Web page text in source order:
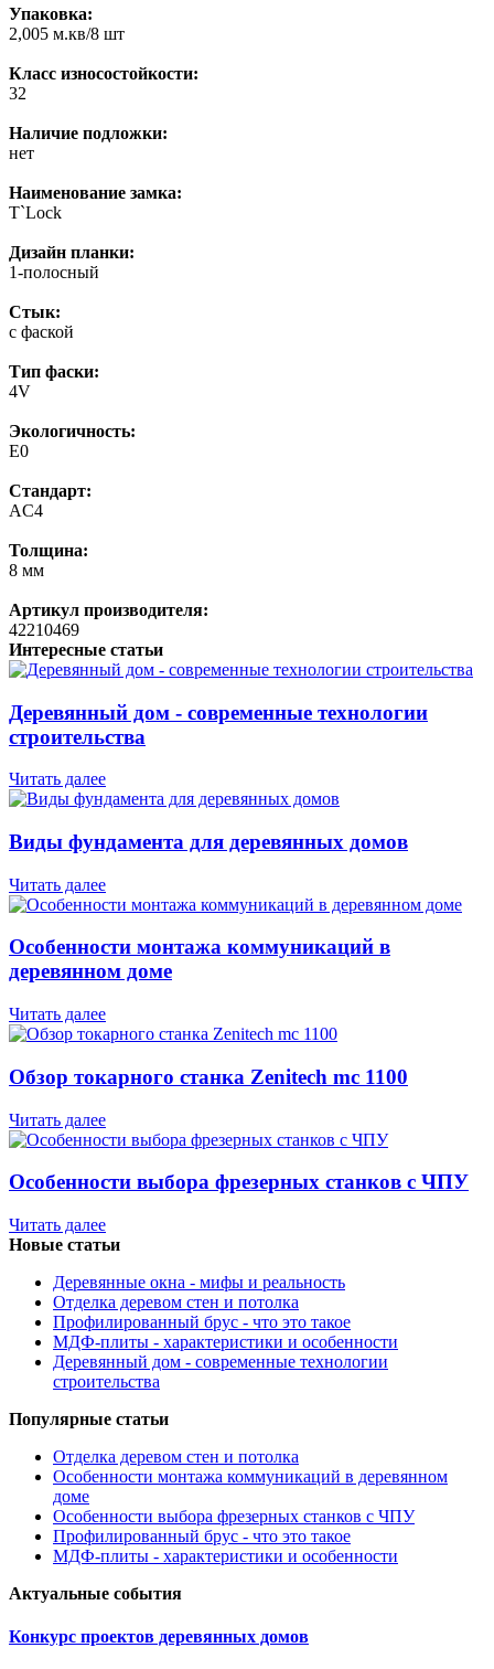
Упаковка:
2,005 м.кв/8 шт
Класс износостойкости:
32
Наличие подложки:
нет
Наименование замка:
T`Lock
Дизайн планки:
1-полосный
Стык:
с фаской
Тип фаски:
4V
Экологичность:
E0
Стандарт:
AC4
Толщина:
8 мм
Артикул производителя:
42210469
Интересные статьи
Деревянный дом - современные технологии
строительства
Читать далее
Виды фундамента для деревянных домов
Читать далее
Особенности монтажа коммуникаций в
деревянном доме
Читать далее
Обзор токарного станка Zenitech mc 1100
Читать далее
Особенности выбора фрезерных станков с ЧПУ
Читать далее
Новые статьи
Деревянные окна - мифы и реальность
Отделка деревом стен и потолка
Профилированный брус - что это такое
МДФ-плиты - характеристики и особенности
Деревянный дом - современные технологии
строительства
Популярные статьи
Отделка деревом стен и потолка
Особенности монтажа коммуникаций в деревянном
доме
Особенности выбора фрезерных станков с ЧПУ
Профилированный брус - что это такое
МДФ-плиты - характеристики и особенности
Актуальные события
Конкурс проектов деревянных домов